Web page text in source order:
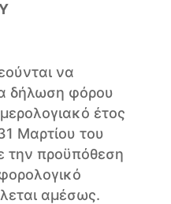
να
δήλωση φόρου
έτος
Μαρτίου του
την προϋπόθεση
αμέσως.